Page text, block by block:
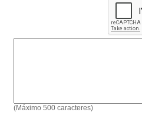
(Máximo 500 caracteres)